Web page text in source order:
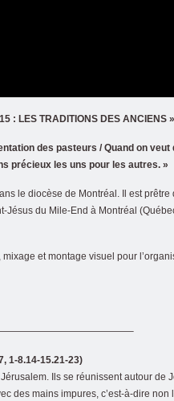
: LES TRADITIONS DES ANCIENS »
des pasteurs / Quand on veut
précieux les uns pour les autres. »
le diocèse de Montréal. Il est prêtre
Jésus du Mile-End à Montréal
mixage et montage visuel pour
1-8.14-15.21-23)
Ils se réunissent autour de
des mains impures, c’est-à-dire non